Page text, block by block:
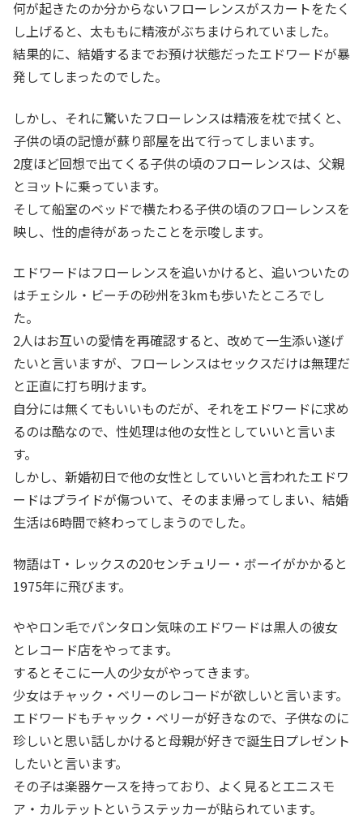
何が起きたのか分からないフローレンスがスカートをたく
し上げると、太ももに精液がぶちまけられていました。
結果的に、結婚するまでお預け状態だったエドワードが暴
発してしまったのでした。
しかし、それに驚いたフローレンスは精液を枕で拭くと、
子供の頃の記憶が蘇り部屋を出て行ってしまいます。
2度ほど回想で出てくる子供の頃のフローレンスは、父親
とヨットに乗っています。
そして船室のベッドで横たわる子供の頃のフローレンスを
映し、性的虐待があったことを示唆します。
エドワードはフローレンスを追いかけると、追いついたの
はチェシル・ビーチの砂州を3kmも歩いたところでし
た。
2人はお互いの愛情を再確認すると、改めて一生添い遂げ
たいと言いますが、フローレンスはセックスだけは無理だ
と正直に打ち明けます。
自分には無くてもいいものだが、それをエドワードに求め
るのは酷なので、性処理は他の女性としていいと言いま
す。
しかし、新婚初日で他の女性としていいと言われたエドワ
ードはプライドが傷ついて、そのまま帰ってしまい、結婚
生活は6時間で終わってしまうのでした。
物語はT・レックスの20センチュリー・ボーイがかかると
1975年に飛びます。
ややロン毛でパンタロン気味のエドワードは黒人の彼女
とレコード店をやってます。
するとそこに一人の少女がやってきます。
少女はチャック・ベリーのレコードが欲しいと言います。
エドワードもチャック・ベリーが好きなので、子供なのに
珍しいと思い話しかけると母親が好きで誕生日プレゼント
したいと言います。
その子は楽器ケースを持っており、よく見るとエニスモ
ア・カルテットというステッカーが貼られています。